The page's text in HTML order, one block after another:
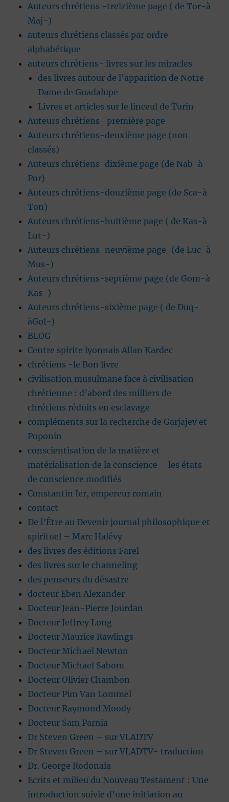
Auteurs chrétiens -treizième page ( de Tor-à
Maj-)
auteurs chrétiens classés par ordre
alphabétique
auteurs chrétiens- livres sur les miracles
des livres autour de l’apparition de Notre
Dame de Guadalupe
Livres et articles sur le linceul de Turin
Auteurs chrétiens- première page
Auteurs chrétiens-deuxième page (non
classés)
Auteurs chrétiens-dixième page (de Nab-à
Por)
Auteurs chrétiens-douzième page (de Sca-à
Ton)
Auteurs chrétiens-huitième page ( de Kas-à
Lut-)
Auteurs chrétiens-neuvième page-(de Luc-à
Mus-)
Auteurs chrétiens-septième page (de Gom-à
Kas-)
Auteurs chrétiens-sixième page ( de Duq-
àGol-)
BLOG
Centre spirite lyonnais Allan Kardec
chrétiens -le Bon livre
civilisation musulmane face à civilisation
chrétienne : d’abord des milliers de
chrétiens réduits en esclavage
compléments sur la recherche de Garjajev et
Poponin
conscientisation de la matière et
matérialisation de la conscience – les états
de conscience modifiés
Constantin Ier, empereur romain
contact
De l’Être au Devenir journal philosophique et
spirituel – Marc Halévy
des livres des éditions Farel
des livres sur le channeling
des penseurs du désastre
docteur Eben Alexander
Docteur Jean-Pierre Jourdan
Docteur Jeffrey Long
Docteur Maurice Rawlings
Docteur Michael Newton
Docteur Michael Sabom
Docteur Olivier Chambon
Docteur Pim Van Lommel
Docteur Raymond Moody
Docteur Sam Parnia
Dr Steven Green – sur VLADTV
Dr Steven Green – sur VLADTV- traduction
Dr. George Rodonaia
Ecrits et milieu du Nouveau Testament : Une
introduction suivie d’une initiation au